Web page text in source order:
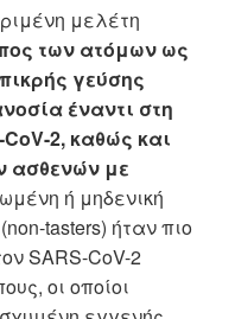
μελέτη
των ατόμων ως
γεύσης
έναντι στη
2, καθώς και
ασθενών με
ή μηδενική
tasters) ήταν πιο
SARS-CoV-2
οι οποίοι